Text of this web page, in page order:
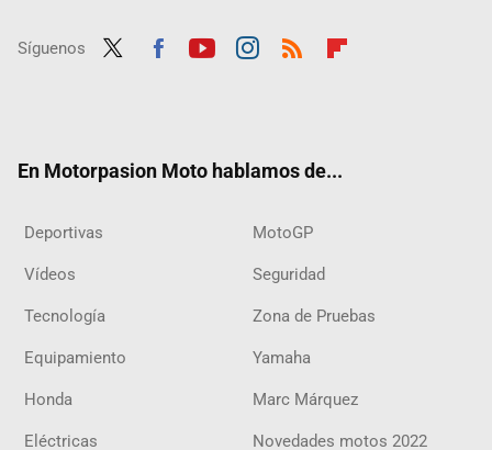
Síguenos
En Motorpasion Moto hablamos de...
Deportivas MotoGP
Vídeos Seguridad
Tecnología Zona de Pruebas
Equipamiento Yamaha
Honda Marc Márquez
Eléctricas Novedades motos 2022